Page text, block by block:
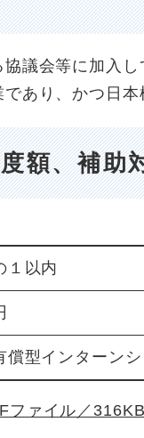
議会等に加入
あり、かつ日
額、補助
以内
型インターン
ファイル／